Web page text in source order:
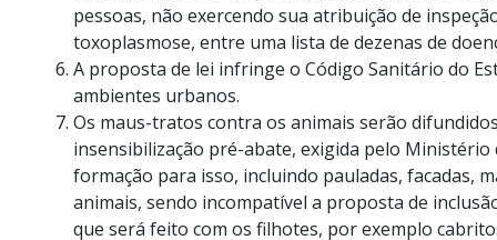
pessoas, não exercendo sua atribuição de
toxoplasmose, entre uma lista de dezenas de
A proposta de lei infringe o Código Sanitário do
ambientes urbanos.
Os maus-tratos contra os animais serão
insensibilização pré-abate, exigida pelo Ministério
formação para isso, incluindo pauladas, facadas,
animais, sendo incompatível a proposta de
que será feito com os filhotes, por exemplo